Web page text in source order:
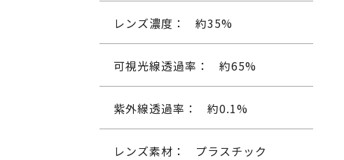
レンズ濃度： 約35%
可視光線透過率： 約65%
紫外線透過率： 約0.1%
レンズ素材： プラスチック